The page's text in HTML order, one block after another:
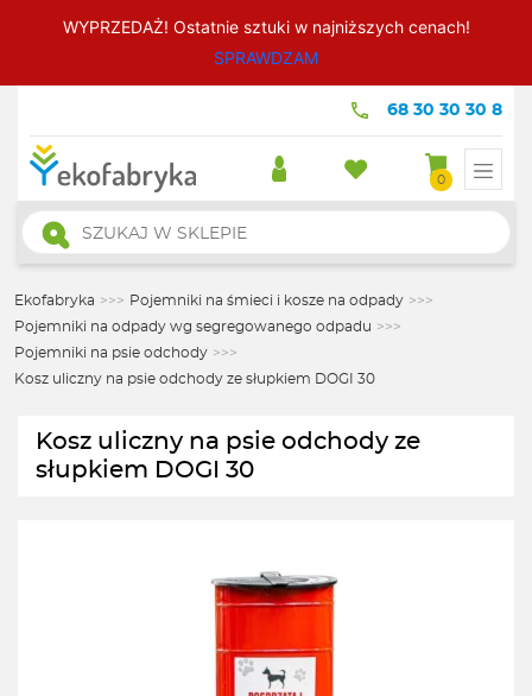
WYPRZEDAŻ! Ostatnie sztuki w najniższych cenach!
SPRAWDZAM
68 30 30 30 8
0
Wyszukiwarka
produktów
Ekofabryka >>> Pojemniki na śmieci i kosze na odpady >>>
Pojemniki na odpady wg segregowanego odpadu >>>
Pojemniki na psie odchody >>>
Kosz uliczny na psie odchody ze słupkiem DOGI 30
Kosz uliczny na psie odchody ze
słupkiem DOGI 30